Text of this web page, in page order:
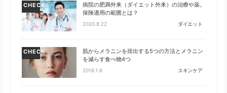
CHECK
病院の肥満外来（ダイエット外来）の治療や薬。
保険適用の範囲とは？
2020.8.22 ダイエット
CHECK
肌からメラニンを排出する5つの方法とメラニン
を減らす食べ物4つ
2018.1.6 スキンケア